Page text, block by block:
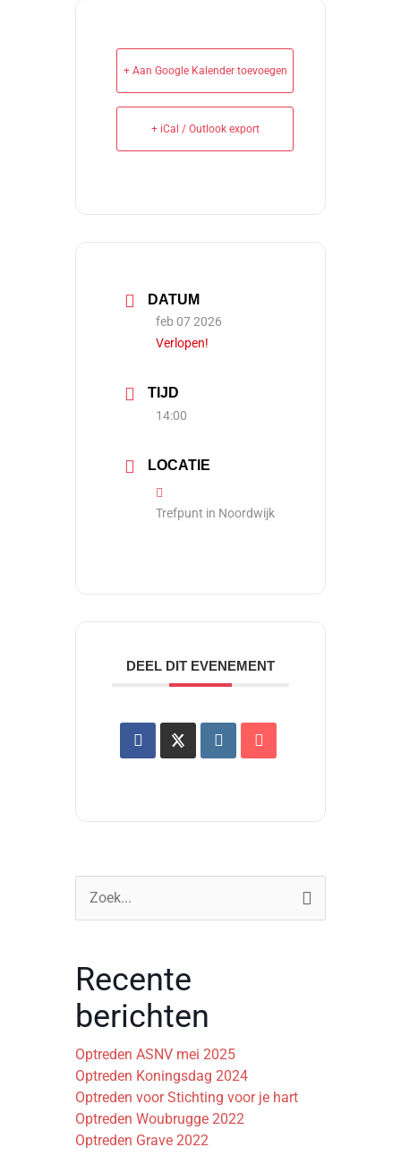
+ Aan Google Kalender toevoegen
+ iCal / Outlook export
DATUM
feb 07 2026
Verlopen!
TIJD
14:00
LOCATIE
Trefpunt in Noordwijk
DEEL DIT EVENEMENT
Zoek
naar:
Recente
berichten
Optreden ASNV mei 2025
Optreden Koningsdag 2024
Optreden voor Stichting voor je hart
Optreden Woubrugge 2022
Optreden Grave 2022